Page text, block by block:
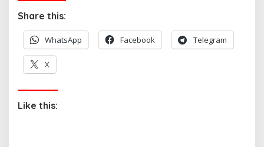
Share this:
WhatsApp Facebook Telegram
X
Like this: